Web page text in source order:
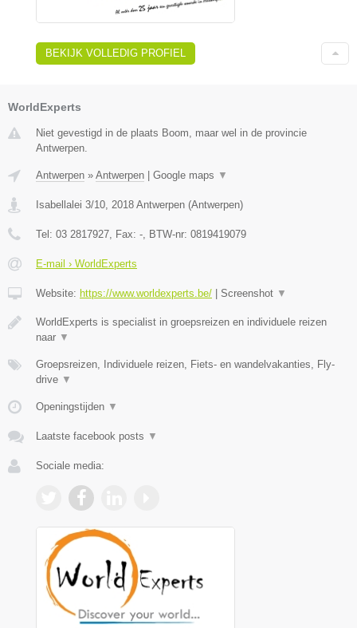
BEKIJK VOLLEDIG PROFIEL
WorldExperts
Niet gevestigd in de plaats Boom, maar wel in de provincie
Antwerpen.
Antwerpen » Antwerpen Google maps ▼
Isabellalei 3/10 2018 Antwerpen (Antwerpen)
Tel: 03 2817927 , Fax: - , BTW-nr: 0819419079
E-mail › WorldExperts
Website: https://www.worldexperts.be/ Screenshot ▼
WorldExperts is specialist in groepsreizen en individuele reizen
naar ▼
Groepsreizen, Individuele reizen, Fiets- en wandelvakanties, Fly-
drive ▼
Openingstijden ▼
Laatste facebook posts ▼
Sociale media: